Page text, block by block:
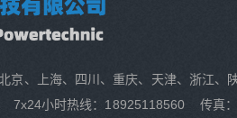
京、上海、四川、重庆、天津、浙江
7x24小时热线：18925118560 传真